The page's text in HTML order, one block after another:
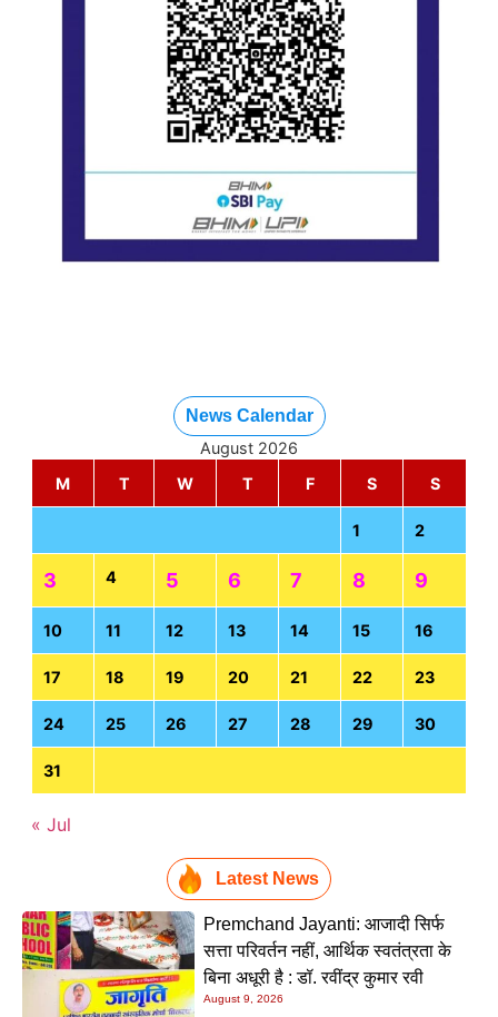
News Calendar
August 2026
M
T W T F S S
1 2
3 4 5 6 7 8 9
10 11 12 13 14 15 16
17 18 19 20 21 22 23
24 25 26 27 28 29 30
31
« Jul
Latest News
Premchand Jayanti: आजादी सिर्फ
सत्ता परिवर्तन नहीं, आर्थिक स्वतंत्रता के
बिना अधूरी है : डॉ. रवींद्र कुमार रवी
August 9, 2026